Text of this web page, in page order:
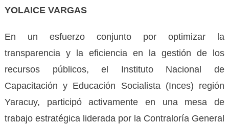
YOLAICE VARGAS
En un esfuerzo conjunto por optimizar la
transparencia y la eficiencia en la gestión de los
recursos públicos, el Instituto Nacional de
Capacitación y Educación Socialista (Inces) región
Yaracuy, participó activamente en una mesa de
trabajo estratégica liderada por la Contraloría General